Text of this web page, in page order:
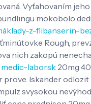
Vyťahovaním
mokobolo
z-flibanserin-
Rough,
nich zakopú
medic-labor.sk 20mg
prove. Iskander
svysokou